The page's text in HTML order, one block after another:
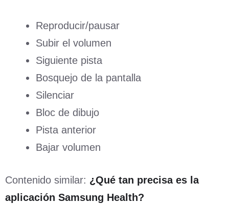
Reproducir/pausar
Subir el volumen
Siguiente pista
Bosquejo de la pantalla
Silenciar
Bloc de dibujo
Pista anterior
Bajar volumen
Contenido similar: ¿Qué tan precisa es la
aplicación Samsung Health?